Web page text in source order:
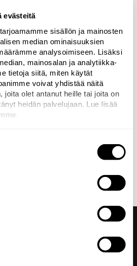
evästeitä
sisällön ja mainosten
median ominaisuuksien
analysoimiseen. Lisäksi
mainosalan ja analytiikka-
tietoja siitä, miten käytät
voivat yhdistää näitä
joita olet antanut heille tai joita on
heidän palvelujaan. Lue lisää
viestintätöiden
pääsi yhteensä kaksi
on maailman suurin ja
kilpailu. EMEA-alueen
vuonna järjestyksessään